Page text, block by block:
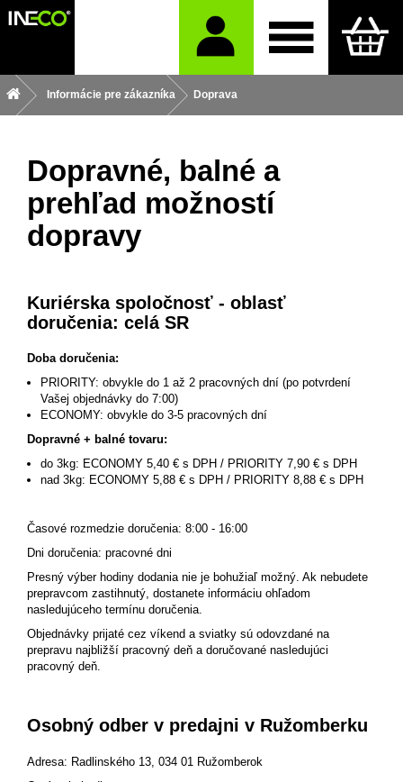
Informácie pre zákazníka Doprava
Dopravné, balné a
prehľad možností
dopravy
Kuriérska spoločnosť - oblasť
doručenia: celá SR
Doba doručenia:
PRIORITY: obvykle do 1 až 2 pracovných dní (po potvrdení
Vašej objednávky do 7:00)
ECONOMY: obvykle do 3-5 pracovných dní
Dopravné + balné tovaru:
do 3kg: ECONOMY 5,40 € s DPH / PRIORITY 7,90 € s DPH
nad 3kg: ECONOMY 5,88 € s DPH / PRIORITY 8,88 € s DPH
Časové rozmedzie doručenia: 8:00 - 16:00
Dni doručenia: pracovné dni
Presný výber hodiny dodania nie je bohužiaľ možný. Ak nebudete
prepravcom zastihnutý, dostanete informáciu ohľadom
nasledujúceho termínu doručenia.
Objednávky prijaté cez víkend a sviatky sú odovzdané na
prepravu najbližší pracovný deň a doručované nasledujúci
pracovný deň.
Osobný odber v predajni v Ružomberku
Adresa: Radlinského 13, 034 01 Ružomberok